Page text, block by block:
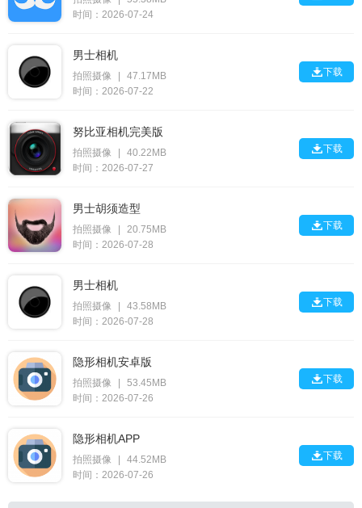
时间：2026-07-24
男士相机
拍照摄像
47.17MB
时间：2026-07-22
下载
努比亚相机完美版
拍照摄像
40.22MB
时间：2026-07-27
下载
男士胡须造型
拍照摄像
20.75MB
时间：2026-07-28
下载
男士相机
拍照摄像
43.58MB
时间：2026-07-28
下载
隐形相机安卓版
拍照摄像
53.45MB
时间：2026-07-26
下载
隐形相机APP
拍照摄像
44.52MB
时间：2026-07-26
下载